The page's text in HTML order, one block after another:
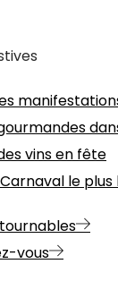
vins en fête
Carnaval le
vous